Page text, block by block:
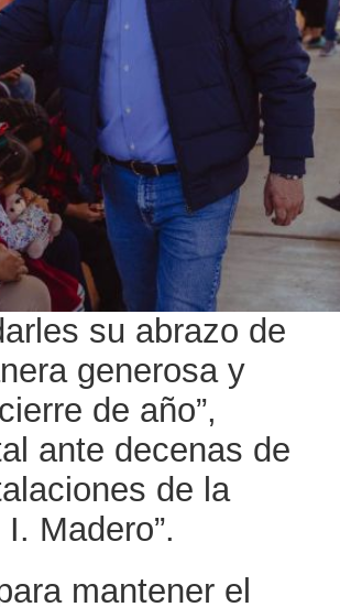
su abrazo de
generosa y
de año”,
ante decenas de
de la
Madero”.
mantener el